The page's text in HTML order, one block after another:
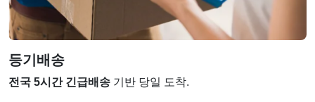
등기배송
전국 5시간 긴급배송 기반 당일 도착.